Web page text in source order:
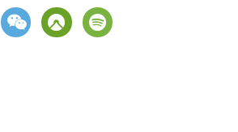
weixin komootspotify